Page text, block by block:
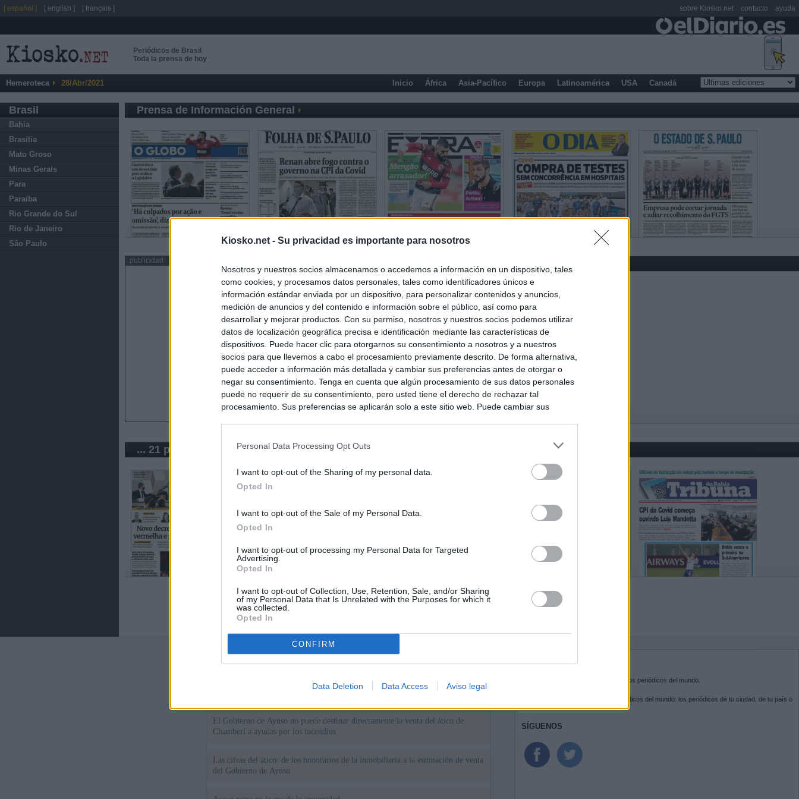
Kiosko.net - Su privacidad es importante para nosotros
Nosotros y nuestros socios almacenamos o accedemos a información en un dispositivo, tales
como cookies, y procesamos datos personales, tales como identificadores únicos e
información estándar enviada por un dispositivo, para personalizar contenidos y anuncios,
medición de anuncios y del contenido e información sobre el público, así como para
desarrollar y mejorar productos. Con su permiso, nosotros y nuestros socios podemos utilizar
datos de localización geográfica precisa e identificación mediante las características de
dispositivos. Puede hacer clic para otorgarnos su consentimiento a nosotros y a nuestros
socios para que llevemos a cabo el procesamiento previamente descrito. De forma alternativa,
puede acceder a información más detallada y cambiar sus preferencias antes de otorgar o
negar su consentimiento. Tenga en cuenta que algún procesamiento de sus datos personales
puede no requerir de su consentimiento, pero usted tiene el derecho de rechazar tal
procesamiento. Sus preferencias se aplicarán solo a este sitio web. Puede cambiar sus
Personal Data Processing Opt Outs
I want to opt-out of the Sharing of my personal data.
Opted In
I want to opt-out of the Sale of my Personal Data.
Opted In
I want to opt-out of processing my Personal Data for Targeted
Advertising.
Opted In
I want to opt-out of Collection, Use, Retention, Sale, and/or Sharing
of my Personal Data that Is Unrelated with the Purposes for which it
was collected.
Opted In
CONFIRM
Data Deletion Data Access Aviso legal
Periódicos de Brasil
Toda la prensa de hoy
Hemeroteca 28/Abr/2021 Inicio África Asia-Pacífico Europa Latinoamérica USA Canadá
Brasil
Bahia
Brasilia
Mato Groso
Minas Gerais
Para
Paraiba
Rio Grande do Sul
Rio de Janeiro
São Paulo
Prensa de Información General
publicidad Prensa Económica
... 21 periódicos de Brasil
Últimas noticias
El consejero al que Ayuso señaló por la compra del ático: "Lo que no se dice es
que Madrid no tiene residencia oficial para la presidenta"
El Gobierno de Ayuso no puede destinar directamente la venta del ático de
Chamberí a ayudas por los incendios
Las cifras del ático: de los honorarios de la inmobiliaria a la estimación de venta
del Gobierno de Ayuso
es la puerta de entrada a los periódicos del mundo.
Navega por las portadas de los periódicos del mundo: los periódicos de tu ciudad, de tu país o
SÍGUENOS
[ español ] [ english ] [ français ] sobre Kiosko.net contacto ayuda